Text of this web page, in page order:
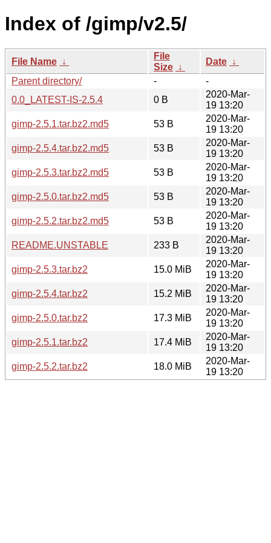
Index of /gimp/v2.5/
File Name ↓
File
Size ↓
Date ↓
Parent directory/
-
-
0.0_LATEST-IS-2.5.4
0 B
2020-Mar-
19 13:20
gimp-2.5.1.tar.bz2.md5
53 B
2020-Mar-
19 13:20
gimp-2.5.4.tar.bz2.md5
53 B
2020-Mar-
19 13:20
gimp-2.5.3.tar.bz2.md5
53 B
2020-Mar-
19 13:20
gimp-2.5.0.tar.bz2.md5
53 B
2020-Mar-
19 13:20
gimp-2.5.2.tar.bz2.md5
53 B
2020-Mar-
19 13:20
README.UNSTABLE
233 B
2020-Mar-
19 13:20
gimp-2.5.3.tar.bz2
15.0 MiB
2020-Mar-
19 13:20
gimp-2.5.4.tar.bz2
15.2 MiB
2020-Mar-
19 13:20
gimp-2.5.0.tar.bz2
17.3 MiB
2020-Mar-
19 13:20
gimp-2.5.1.tar.bz2
17.4 MiB
2020-Mar-
19 13:20
gimp-2.5.2.tar.bz2
18.0 MiB
2020-Mar-
19 13:20